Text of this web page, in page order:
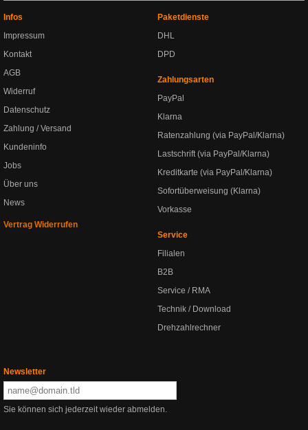
Infos
Impressum
Kontakt
AGB
Widerruf
Datenschutz
Zahlung / Versand
Kundeninfo
Jobs
Über uns
News
Vertrag Widerrufen
Paketdienste
DHL
DPD
Zahlungsarten
PayPal
Klarna
Ratenzahlung (via PayPal/Klarna)
Lastschrift (via PayPal/Klarna)
Kreditkarte (via PayPal/Klarna)
Sofortüberweisung (Klarna)
Vorkasse
Service
Filialen
B2B
Service / RMA
Technik / Download
Drehzahlrechner
Newsletter
Sie können sich jederzeit wieder abmelden.